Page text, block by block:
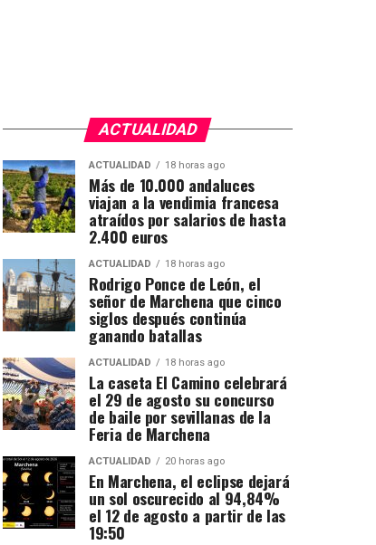
ACTUALIDAD
ACTUALIDAD 18 horas ago
Más de 10.000 andaluces
viajan a la vendimia francesa
atraídos por salarios de hasta
2.400 euros
ACTUALIDAD 18 horas ago
Rodrigo Ponce de León, el
señor de Marchena que cinco
siglos después continúa
ganando batallas
ACTUALIDAD 18 horas ago
La caseta El Camino celebrará
el 29 de agosto su concurso
de baile por sevillanas de la
Feria de Marchena
ACTUALIDAD 20 horas ago
En Marchena, el eclipse dejará
un sol oscurecido al 94,84%
el 12 de agosto a partir de las
19:50